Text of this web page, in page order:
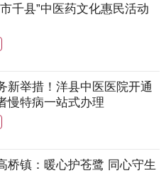
千县”中医药文化惠民活动
新举措！洋县中医医院开通
慢特病一站式办理
桥镇：暖心护苍鹭 同心守生